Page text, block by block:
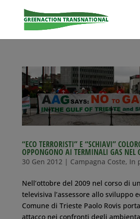
“ECO TERRORISTI” E “SCHIAVI”
OPPONGONO AI TERMINALI GAS NEL
30 Gen 2012| Campagna Coste, In
Nell’ottobre del 2009 nel corso di
televisiva l’assessore allo sviluppo
Comune di Trieste Paolo Rovis
attacco nei confronti degli